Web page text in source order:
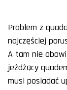
Problem z
najczęściej
A tam nie
jeżdżący
musi posiadać